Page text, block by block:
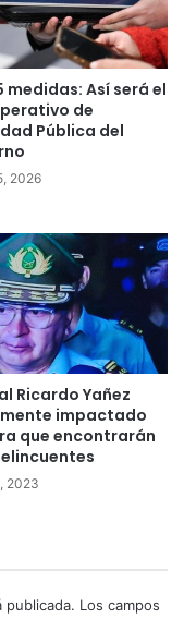
medidas: Así será el
de
Pública del
2026
Ricardo Yañez
impactado
que encontrarán
2023
Los campos